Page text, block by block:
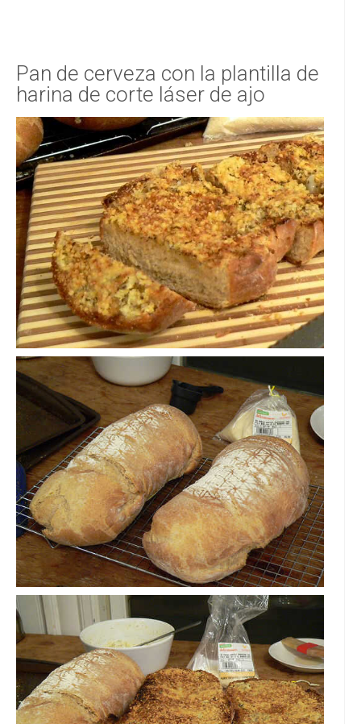
Pan de cerveza con la plantilla de
harina de corte láser de ajo